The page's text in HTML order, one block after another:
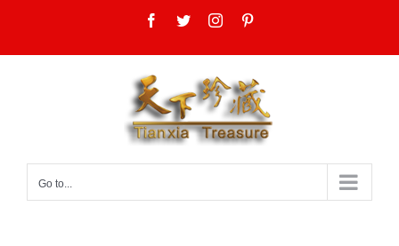
content
Facebook
TwitterInstagram
Go to...